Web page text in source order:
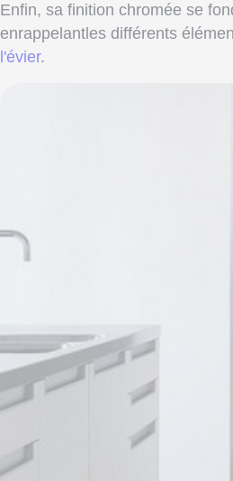
Enfin, sa finition chromée se
enrappelantles différents
l'évier.